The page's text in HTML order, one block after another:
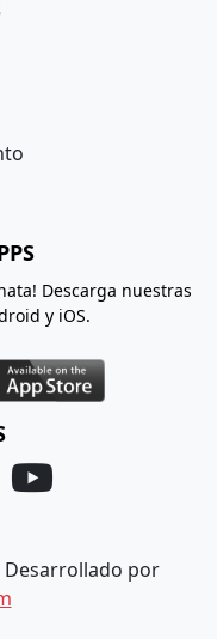
Descarga nuestras
y iOS.
Desarrollado por